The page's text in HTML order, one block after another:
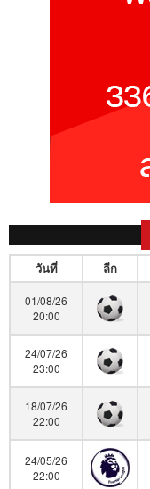
วันที่ ลีก
01/08/26
20:00
24/07/26
23:00
18/07/26
22:00
24/05/26
22:00